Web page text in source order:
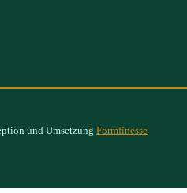
und Umsetzung Formfinesse